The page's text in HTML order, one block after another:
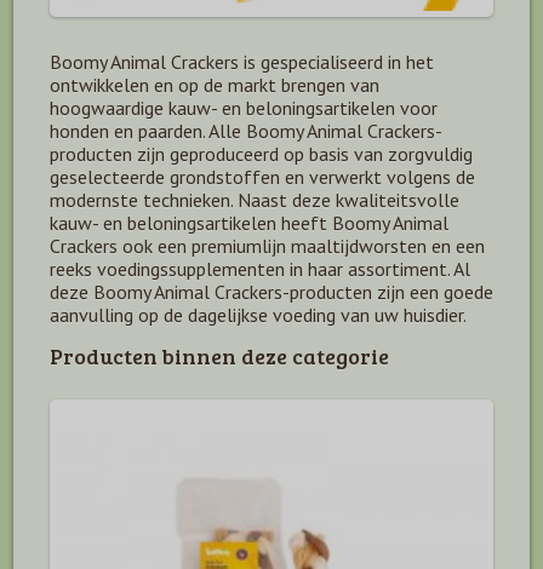
Boomy Animal Crackers is gespecialiseerd in het
ontwikkelen en op de markt brengen van
hoogwaardige kauw- en beloningsartikelen voor
honden en paarden. Alle Boomy Animal Crackers-
producten zijn geproduceerd op basis van zorgvuldig
geselecteerde grondstoffen en verwerkt volgens de
modernste technieken. Naast deze kwaliteitsvolle
kauw- en beloningsartikelen heeft Boomy Animal
Crackers ook een premiumlijn maaltijdworsten en een
reeks voedingssupplementen in haar assortiment. Al
deze Boomy Animal Crackers-producten zijn een goede
aanvulling op de dagelijkse voeding van uw huisdier.
Producten binnen deze categorie